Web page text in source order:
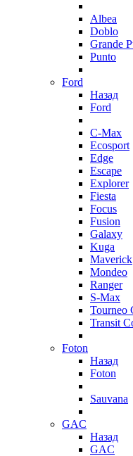
Albea
Doblo
Grande
Punto
Ford
Назад
Ford
C-Max
Ecosport
Edge
Escape
Explorer
Fiesta
Focus
Fusion
Galaxy
Kuga
Maverick
Mondeo
Ranger
S-Max
Tourneo
Transit
Foton
Назад
Foton
Sauvana
GAC
Назад
GAC